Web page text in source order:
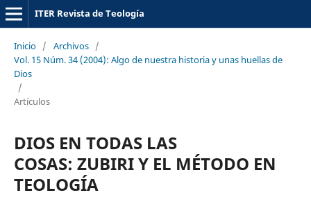
ITER Revista de Teología
Inicio / Archivos /
Vol. 15 Núm. 34 (2004): Algo de nuestra historia y unas huellas de
Dios
/
Artículos
DIOS EN TODAS LAS
COSAS: ZUBIRI Y EL MÉTODO EN
TEOLOGÍA